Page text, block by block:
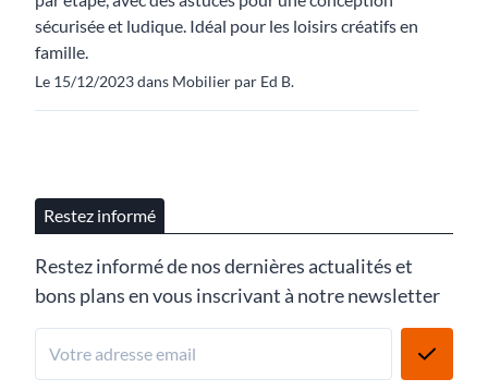
sécurisée et ludique. Idéal pour les loisirs créatifs en
famille.
Le 15/12/2023 dans Mobilier par Ed B.
Restez informé
Restez informé de nos dernières actualités et
bons plans en vous inscrivant à notre newsletter